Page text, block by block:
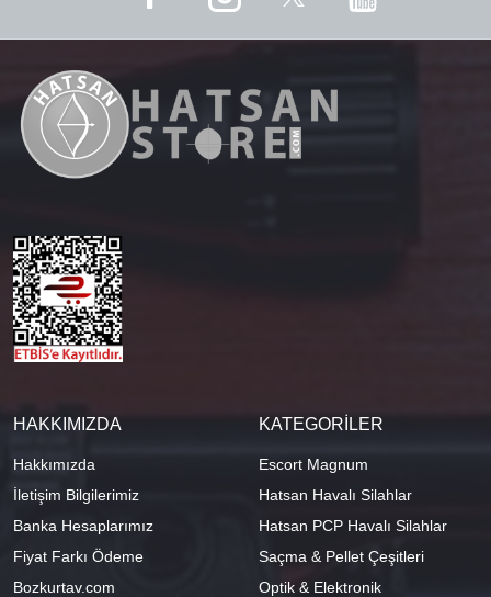
HAKKIMIZDA
Hakkımızda
İletişim Bilgilerimiz
Banka Hesaplarımız
Fiyat Farkı Ödeme
Bozkurtav.com
KATEGORİLER
Escort Magnum
Hatsan Havalı Silahlar
Hatsan PCP Havalı Silahlar
Saçma & Pellet Çeşitleri
Optik & Elektronik